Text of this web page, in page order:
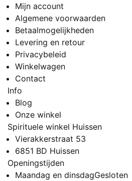
Mijn account
Algemene voorwaarden
Betaalmogelijkheden
Levering en retour
Privacybeleid
Winkelwagen
Contact
Info
Blog
Onze winkel
Spirituele winkel Huissen
Vierakkerstraat 53
6851 BD Huissen
Openingstijden
Maandag en dinsdagGesloten